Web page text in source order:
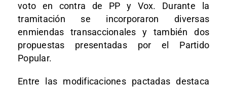
voto en contra de PP y Vox. Durante la
tramitación se incorporaron diversas
enmiendas transaccionales y también dos
propuestas presentadas por el Partido
Popular.
Entre las modificaciones pactadas destaca